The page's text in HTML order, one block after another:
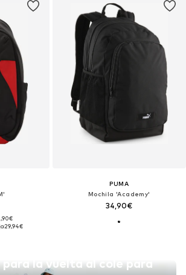
29,94€
la vuelta al cole para
PUMA
Mochila 'Academy'
34,90€